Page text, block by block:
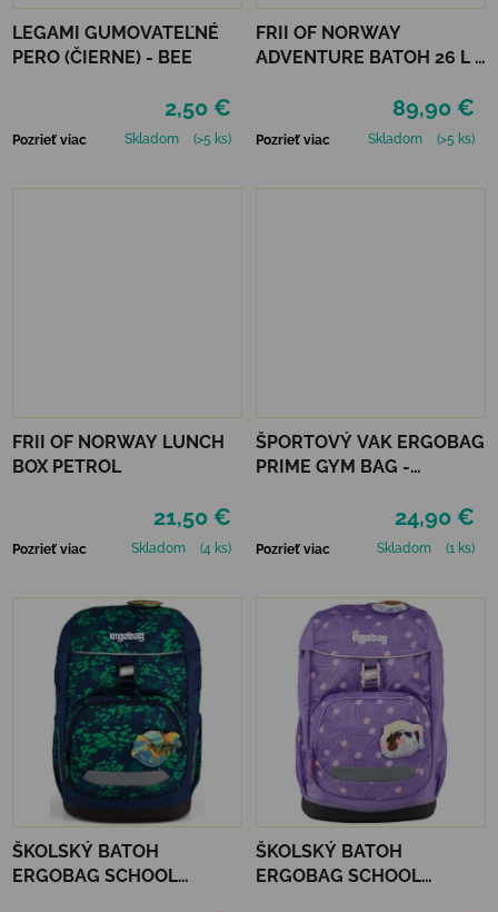
LEGAMI GUMOVATEĽNÉ
PERO (ČIERNE) - BEE
2,50 €
Pozrieť viac Skladom (>5 ks)
FRII OF NORWAY
ADVENTURE BATOH 26 L -
89,90 €
Pozrieť viac Skladom (>5 ks)
FRII OF NORWAY LUNCH
BOX PETROL
21,50 €
Pozrieť viac Skladom (4 ks)
ŠPORTOVÝ VAK ERGOBAG
PRIME GYM BAG -
24,90 €
Pozrieť viac Skladom (1 ks)
ŠKOLSKÝ BATOH
ERGOBAG SCHOOL
ŠKOLSKÝ BATOH
ERGOBAG SCHOOL